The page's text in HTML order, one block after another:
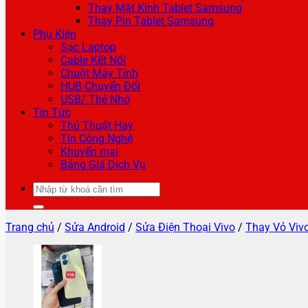
Thay Mặt Kính Tablet Samsung
Thay Pin Tablet Samsung
Phụ Kiện
Sạc Laptop
Cable Kết Nối
Chuột Máy Tính
HUB Chuyển Đổi
USB/ Thẻ Nhớ
Tin Tức
Thủ Thuật Hay
Tin Công Nghệ
Khuyến mại
Bảng Giá Dịch Vụ
Tìm
kiếm:
Trang chủ / Sửa Android / Sửa Điện Thoại Vivo / Thay Vỏ